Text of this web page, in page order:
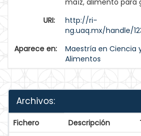
maíz, alimento para
URI:
http://ri-
ng.uaq.mx/handle/
Aparece en:
Maestría en Ciencia
Alimentos
Archivos:
Fichero Descripción